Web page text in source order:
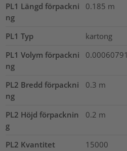
PL1 Längd förpackni
ng
0.185 m
PL1 Typ
kartong
PL1 Volym förpackni
ng
0.00060791
PL2 Bredd förpackni
ng
0.3 m
PL2 Höjd förpacknin
g
0.2 m
PL2 Kvantitet 15000